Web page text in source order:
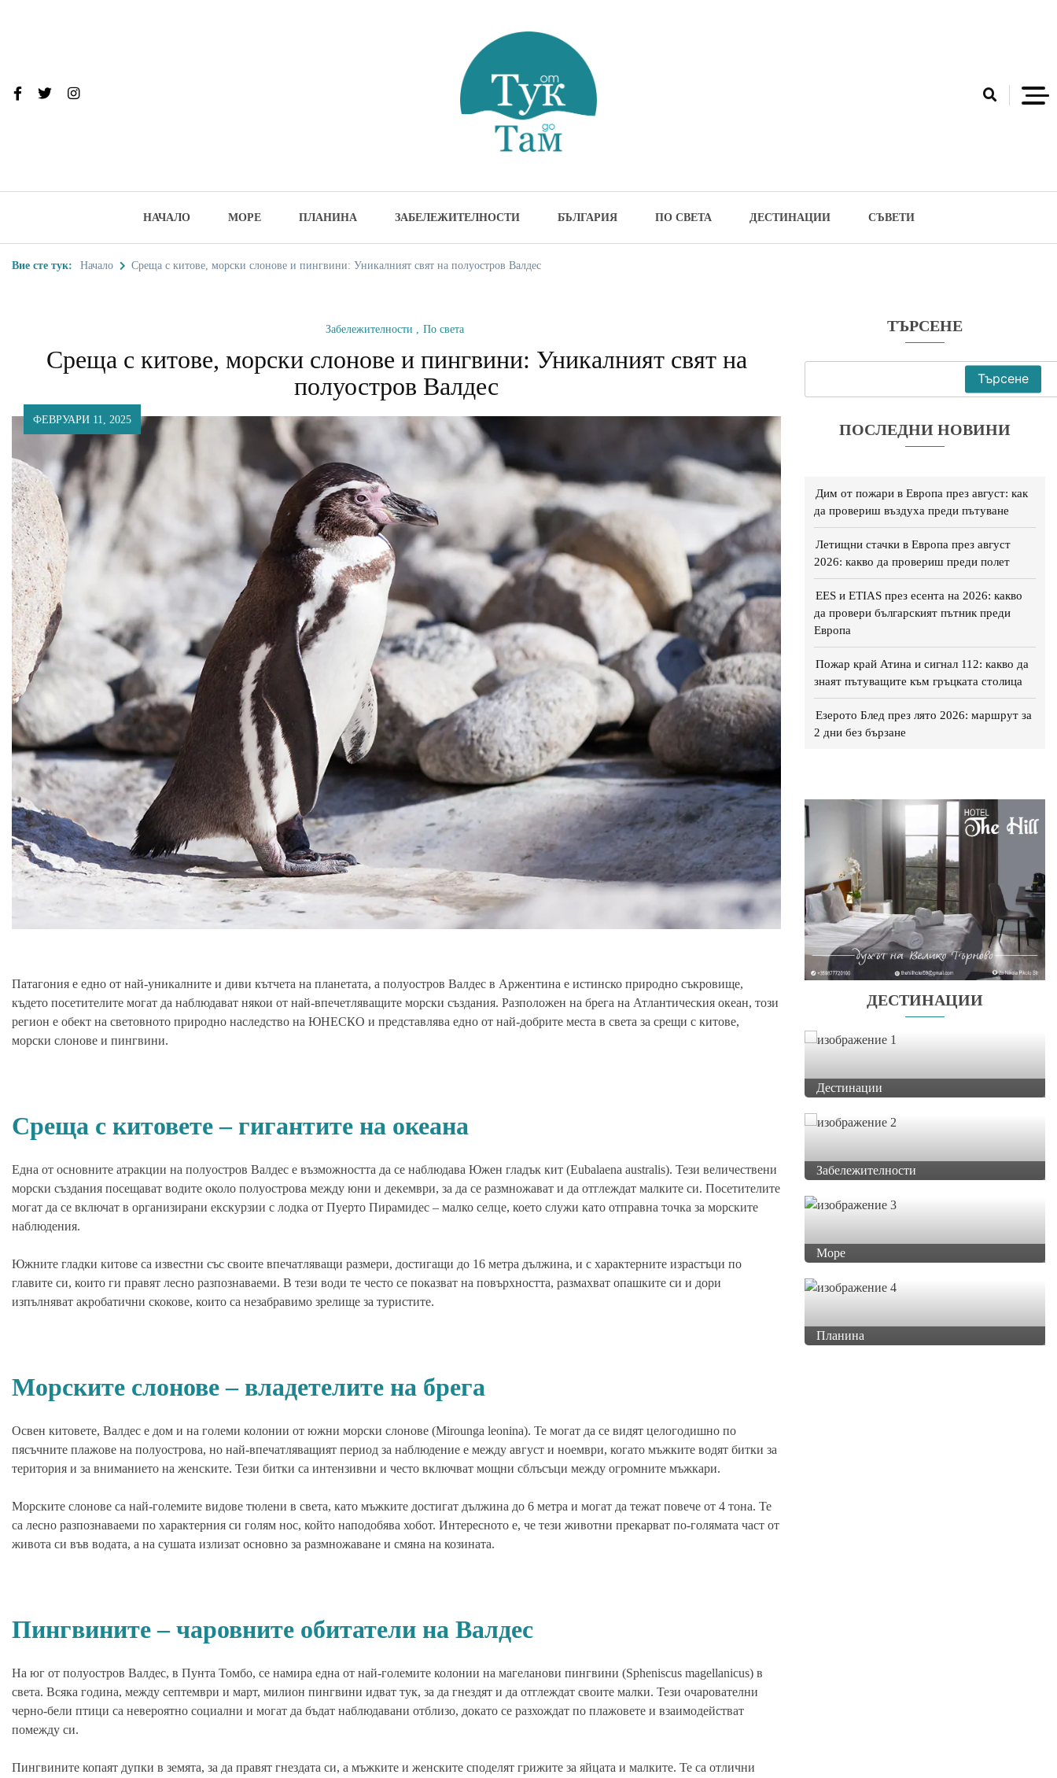
НАЧАЛО МОРЕ ПЛАНИНА ЗАБЕЛЕЖИТЕЛНОСТИ БЪЛГАРИЯ ПО СВЕТА ДЕСТИНАЦИИ СЪВЕТИ
Вие сте тук: Начало Среща с китове, морски слонове и пингвини: Уникалният свят на полуостров Валдес
ТЪРСЕНЕ
Търсене
ПОСЛЕДНИ НОВИНИ
Дим от пожари в Европа през август: как
да провериш въздуха преди пътуване
Летищни стачки в Европа през август
2026: какво да провериш преди полет
EES и ETIAS през есента на 2026: какво
да провери българският пътник преди
Европа
Пожар край Атина и сигнал 112: какво да
знаят пътуващите към гръцката столица
Езерото Блед през лято 2026: маршрут за
2 дни без бързане
ДЕСТИНАЦИИ
Дестинации
Забележителности
Море
Планина
Забележителности По света
Среща с китове, морски слонове и пингвини: Уникалният свят на
полуостров Валдес
ФЕВРУАРИ 11, 2025
Патагония е едно от най-уникалните и диви кътчета на планетата, а полуостров Валдес в Аржентина е истинско природно съкровище,
където посетителите могат да наблюдават някои от най-впечетляващите морски създания. Разположен на брега на Атлантическия океан, този
регион е обект на световното природно наследство на ЮНЕСКО и представлява едно от най-добрите места в света за срещи с китове,
морски слонове и пингвини.
Среща с китовете – гигантите на океана
Една от основните атракции на полуостров Валдес е възможността да се наблюдава Южен гладък кит (Eubalaena australis). Тези величествени
морски създания посещават водите около полуострова между юни и декември, за да се размножават и да отглеждат малките си. Посетителите
могат да се включат в организирани екскурзии с лодка от Пуерто Пирамидес – малко селце, което служи като отправна точка за морските
наблюдения.
Южните гладки китове са известни със своите впечатляващи размери, достигащи до 16 метра дължина, и с характерните израстъци по
главите си, които ги правят лесно разпознаваеми. В тези води те често се показват на повърхността, размахват опашките си и дори
изпълняват акробатични скокове, които са незабравимо зрелище за туристите.
Морските слонове – владетелите на брега
Освен китовете, Валдес е дом и на големи колонии от южни морски слонове (Mirounga leonina). Те могат да се видят целогодишно по
пясъчните плажове на полуострова, но най-впечатляващият период за наблюдение е между август и ноември, когато мъжките водят битки за
територия и за вниманието на женските. Тези битки са интензивни и често включват мощни сблъсъци между огромните мъжкари.
Морските слонове са най-големите видове тюлени в света, като мъжките достигат дължина до 6 метра и могат да тежат повече от 4 тона. Те
са лесно разпознаваеми по характерния си голям нос, който наподобява хобот. Интересното е, че тези животни прекарват по-голямата част от
живота си във водата, а на сушата излизат основно за размножаване и смяна на козината.
Пингвините – чаровните обитатели на Валдес
На юг от полуостров Валдес, в Пунта Томбо, се намира една от най-големите колонии на магеланови пингвини (Spheniscus magellanicus) в
света. Всяка година, между септември и март, милион пингвини идват тук, за да гнездят и да отглеждат своите малки. Тези очарователни
черно-бели птици са невероятно социални и могат да бъдат наблюдавани отблизо, докато се разхождат по плажовете и взаимодействат
помежду си.
Пингвините копаят дупки в земята, за да правят гнездата си, а мъжките и женските споделят грижите за яйцата и малките. Те са отлични